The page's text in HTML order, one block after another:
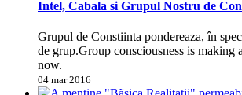
Intel, Cabala si Grupul Nostru de
Grupul de Constiinta pondereaza, în
de grup.Group consciousness is making
now.
04 mar 2016